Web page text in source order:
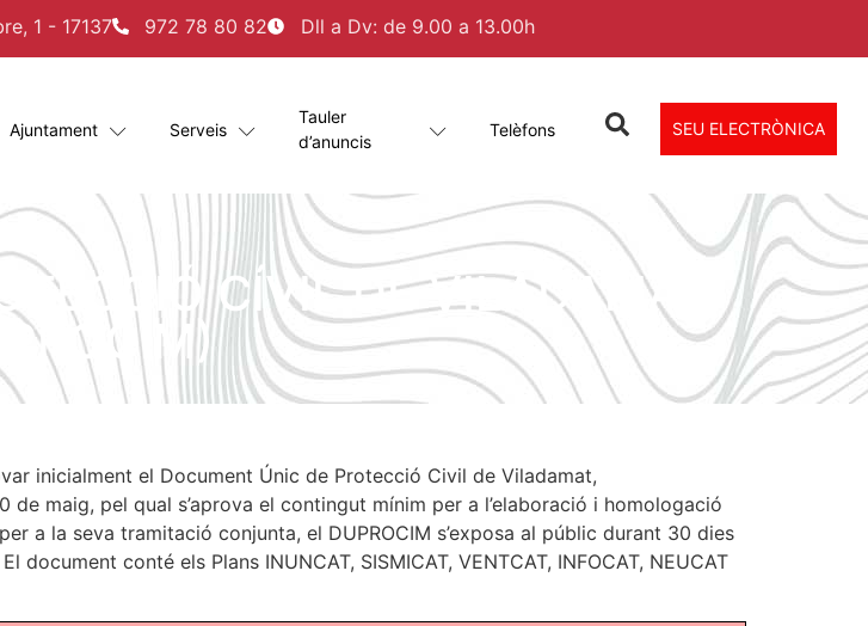
1 - 17137 972 78 80 82 Dll a Dv: de 9.00 a 13.00h
Ajuntament Serveis
Tauler
d’anuncis
Telèfons SEU ELECTRÒNICA
CÍVIL DE VILADAMAT
inicialment el Document Únic de Protecció Civil de Viladamat,
de maig, pel qual s’aprova el contingut mínim per a l’elaboració i homologació
a la seva tramitació conjunta, el DUPROCIM s’exposa al públic durant 30 dies
conté els Plans INUNCAT, SISMICAT, VENTCAT, INFOCAT, NEUCAT